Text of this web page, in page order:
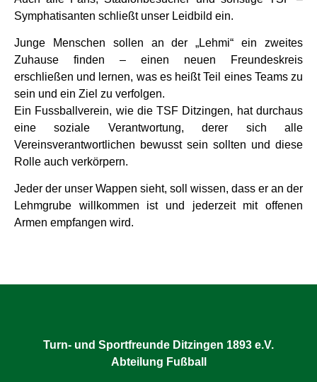
Symphatisanten schließt unser Leidbild ein.
Junge Menschen sollen an der „Lehmi“ ein zweites
Zuhause finden – einen neuen Freundeskreis
erschließen und lernen, was es heißt Teil eines Teams zu
sein und ein Ziel zu verfolgen.
Ein Fussballverein, wie die TSF Ditzingen, hat durchaus
eine soziale Verantwortung, derer sich alle
Vereinsverantwortlichen bewusst sein sollten und diese
Rolle auch verkörpern.
Jeder der unser Wappen sieht, soll wissen, dass er an der
Lehmgrube willkommen ist und jederzeit mit offenen
Armen empfangen wird.
Turn- und Sportfreunde Ditzingen 1893 e.V.
Abteilung Fußball